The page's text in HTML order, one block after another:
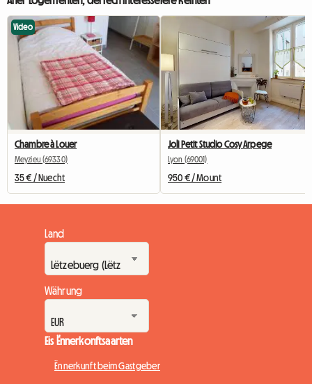
Video
Chambre à Louer
Meyzieu (69330)
35 € / Nuecht
Joli Petit Studio Cosy Arpege
Lyon (69001)
950 € / Mount
Land
Währung
Eis Ënnerkonftsaarten
Ënnerkunft beim Gastgeber